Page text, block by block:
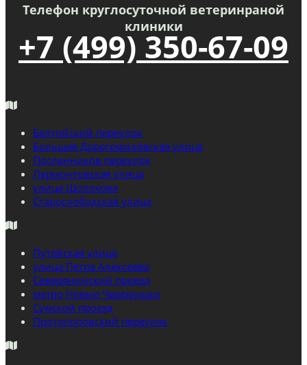
Телефон круглосуточной ветеринраной
клиники
+7 (499) 350-67-09
Балтийский переулок
Большая Дорогомиловская улица
Посланников переулок
Лермонтовская улица
улица Шолохова
Старослободская улица
Путейская улица
улица Петра Алексеева
Северянинский проезд
метро Новые Черёмушки
Сумской проезд
Протопоповский переулок